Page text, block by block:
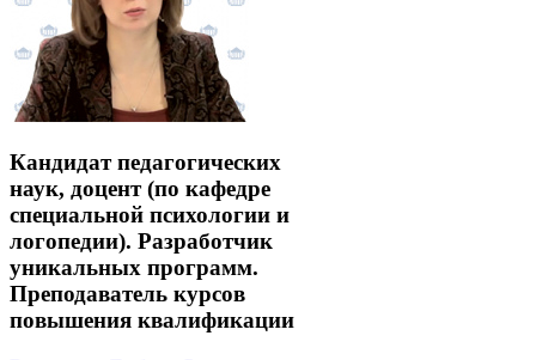
Кандидат педагогических
наук, доцент (по кафедре
специальной психологии и
логопедии). Разработчик
уникальных программ.
Преподаватель курсов
повышения квалификации